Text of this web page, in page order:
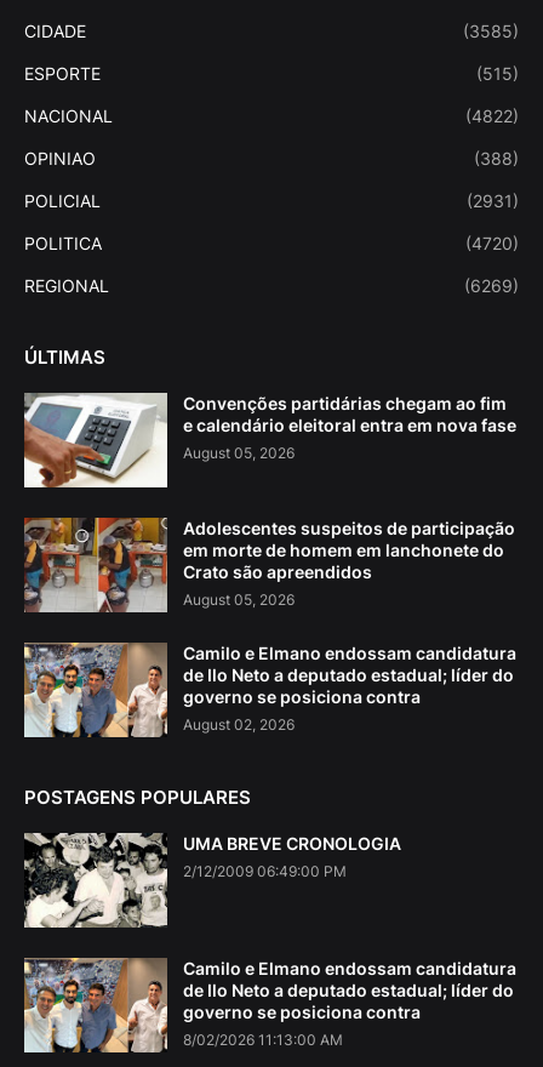
CIDADE (3585)
ESPORTE (515)
NACIONAL (4822)
OPINIAO (388)
POLICIAL (2931)
POLITICA (4720)
REGIONAL (6269)
ÚLTIMAS
Convenções partidárias chegam ao fim
e calendário eleitoral entra em nova fase
August 05, 2026
Adolescentes suspeitos de participação
em morte de homem em lanchonete do
Crato são apreendidos
August 05, 2026
Camilo e Elmano endossam candidatura
de Ilo Neto a deputado estadual; líder do
governo se posiciona contra
August 02, 2026
POSTAGENS POPULARES
UMA BREVE CRONOLOGIA
2/12/2009 06:49:00 PM
Camilo e Elmano endossam candidatura
de Ilo Neto a deputado estadual; líder do
governo se posiciona contra
8/02/2026 11:13:00 AM